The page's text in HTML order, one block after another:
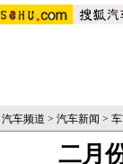
汽车频道 > 汽车新闻 >
二月